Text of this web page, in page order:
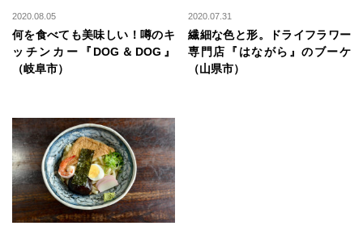
2020.08.05
何を食べても美味しい！噂のキ
ッチンカー『DOG＆DOG』
（岐阜市）
2020.07.31
繊細な色と形。ドライフラワー
専門店『はながら』のブーケ
（山県市）